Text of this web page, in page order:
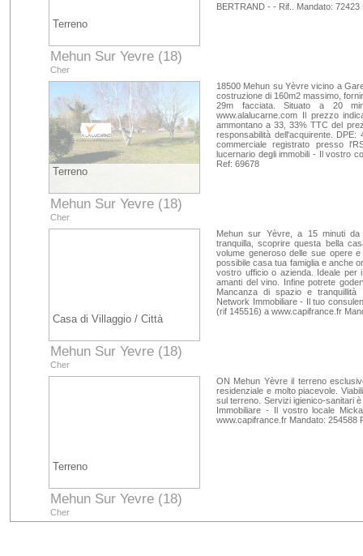
Terreno
Mehun Sur Yevre (18)
Cher
BERTRAND - - Rif.. Mandato: 72423
Terreno
Mehun Sur Yevre (18)
Cher
18500 Mehun su Yèvre vicino a
costruzione di 160m2 massimo,
29m facciata. Situato a 20
www.alalucarne.com Il prezzo
ammontano a 33, 33% TTC del
responsabilità dell'acquirente.
commerciale registrato presso
lucernario degli immobili - Il vostro
Ref: 69678
Casa di Villaggio / Città
Mehun Sur Yevre (18)
Cher
Mehun sur Yèvre, a 15 minuti
tranquilla, scoprire questa bella
volume generoso delle sue opere
possibile casa tua famiglia e anche
vostro ufficio o azienda. Ideale per
amanti del vino. Infine potrete
Mancanza di spazio e tranquillità
Network Immobiliare - Il tuo
(rif 145516) a www.capifrance.fr
Terreno
Mehun Sur Yevre (18)
Cher
ON Mehun Yèvre il terreno
residenziale e molto piacevole.
sul terreno. Servizi igienico-sanitari
Immobiliare - Il vostro locale
www.capifrance.fr Mandato: 254588